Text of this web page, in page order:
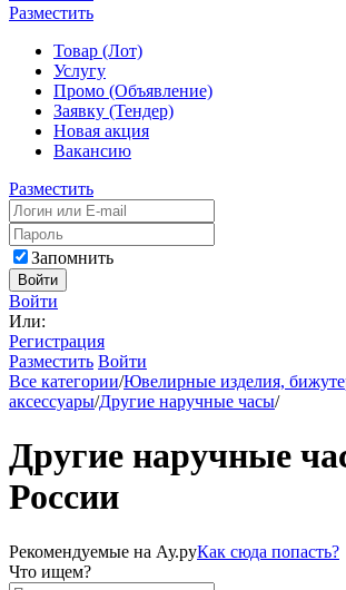
Разместить
Товар (Лот)
Услугу
Промо (Объявление)
Заявку (Тендер)
Новая акция
Вакансию
Разместить
Запомнить
Войти
Войти
Или:
Регистрация
Разместить Войти
Все категории/Ювелирные изделия,
аксессуары/Другие наручные часы/
Другие наручные
России
Рекомендуемые на Ау.руКак сюда попасть?
Что ищем?